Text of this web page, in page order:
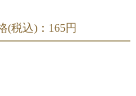
(税込)： 165円